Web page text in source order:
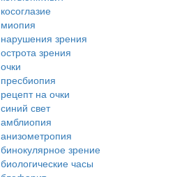
косоглазие
миопия
нарушения зрения
острота зрения
очки
пресбиопия
рецепт на очки
синий свет
амблиопия
анизометропия
бинокулярное зрение
биологические часы